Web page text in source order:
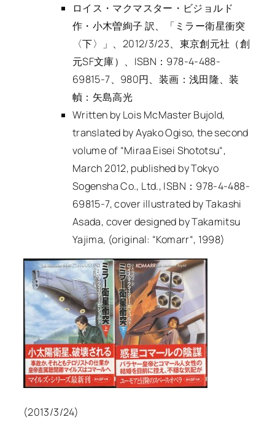
ロイス・マクマスター・ビジョルド
作・小木曽絢子 訳、「ミラー衛星衝突
〈下〉」、2012/3/23、東京創元社（創
元SF文庫）、ISBN：978-4-488-
69815-7、980円、装画：浅田隆、装
幀：矢島高光
Written by Lois McMaster Bujold,
translated by Ayako Ogiso, the second
volume of “Miraa Eisei Shototsu“,
March 2012, published by Tokyo
Sogensha Co., Ltd., ISBN：978-4-488-
69815-7, cover illustrated by Takashi
Asada, cover designed by Takamitsu
Yajima, (original: “Komarr“, 1998)
(2013/3/24)